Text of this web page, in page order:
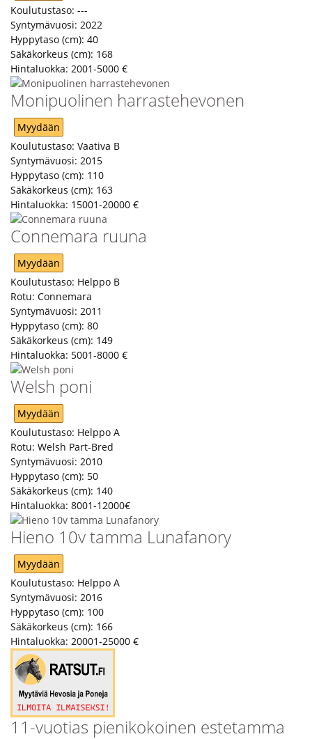
Koulutustaso: ---
Syntymävuosi: 2022
Hyppytaso (cm): 40
Säkäkorkeus (cm): 168
Hintaluokka: 2001-5000 €
Monipuolinen harrastehevonen
Myydään
Koulutustaso: Vaativa B
Syntymävuosi: 2015
Hyppytaso (cm): 110
Säkäkorkeus (cm): 163
Hintaluokka: 15001-20000 €
Connemara ruuna
Myydään
Koulutustaso: Helppo B
Rotu: Connemara
Syntymävuosi: 2011
Hyppytaso (cm): 80
Säkäkorkeus (cm): 149
Hintaluokka: 5001-8000 €
Welsh poni
Myydään
Koulutustaso: Helppo A
Rotu: Welsh Part-Bred
Syntymävuosi: 2010
Hyppytaso (cm): 50
Säkäkorkeus (cm): 140
Hintaluokka: 8001-12000€
Hieno 10v tamma Lunafanory
Myydään
Koulutustaso: Helppo A
Syntymävuosi: 2016
Hyppytaso (cm): 100
Säkäkorkeus (cm): 166
Hintaluokka: 20001-25000 €
11-vuotias pienikokoinen estetamma